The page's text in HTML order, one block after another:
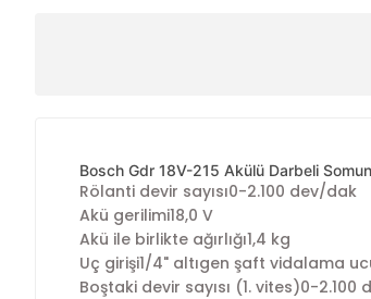
Bosch Gdr 18V-215 Akülü Darbeli
Rölanti devir sayısı0-2.100 dev/dak
Akü gerilimi18,0 V
Akü ile birlikte ağırlığı1,4 kg
Uç girişi1/4" altıgen şaft vidalama
Boştaki devir sayısı (1. vites)0-2.100